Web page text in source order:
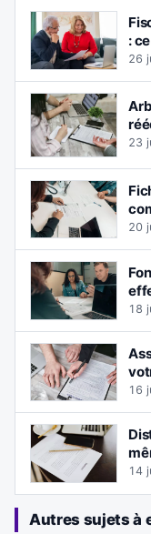
:
26
23
20
18
16
14
Autres sujets à